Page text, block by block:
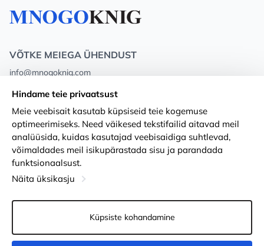
VÕTKE MEIEGA ÜHENDUST
info@mnogoknig.com
Rīga, Augusta Deglava 69d, LV-1082
Meist
Poed
Kohaletoimetamine ja makse
Lojaalsuskaardid
PÕHJUST KOOSTÖÖKS
Privacy Policy
Tingimused
Kauba tagastamine
Küpsiste seaded
Hindame teie privaatsust
Meie veebisait kasutab küpsiseid teie kogemuse
optimeerimiseks. Need väikesed tekstifailid aitavad meil
analüüsida, kuidas kasutajad veebisaidiga suhtlevad,
võimaldades meil isikupärastada sisu ja parandada
funktsionaalsust.
Näita üksikasju
Küpsiste kohandamine